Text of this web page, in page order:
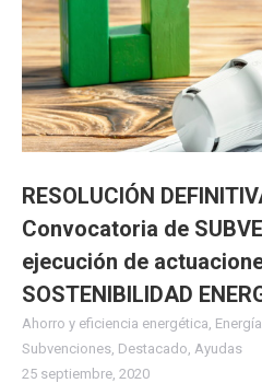
RESOLUCIÓN
Convocatoria de
ejecución de
SOSTENIBILIDAD
Ahorro y eficiencia energética
Subvenciones Destacado Ayudas
25 septiembre, 2020